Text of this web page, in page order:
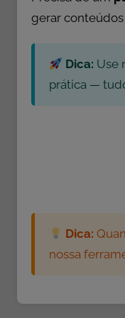
v
i
c
a
gerar
Dica: Use
prática —
Dica:
nossa